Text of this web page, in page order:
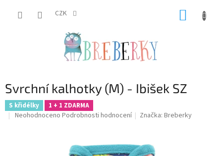
CZK
Svrchní kalhotky (M) - Ibišek SZ
S křidélky 1 + 1 ZDARMA
Průměrné
Neohodnoceno Podrobnosti hodnocení Značka:Breberky